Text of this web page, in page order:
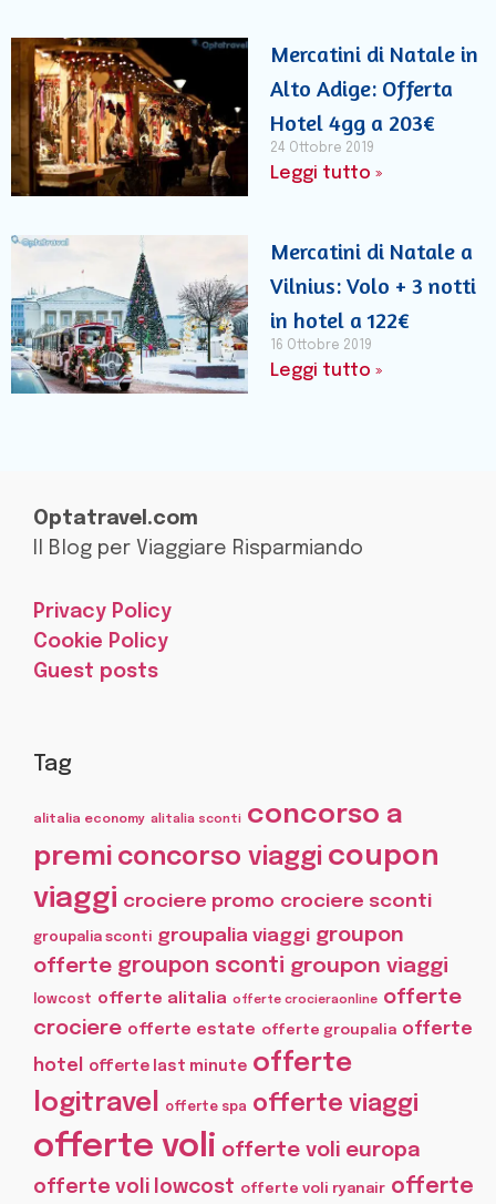
Mercatini di Natale in
Alto Adige: Offerta
Hotel 4gg a 203€
24 Ottobre 2019
Leggi tutto »
Mercatini di Natale a
Vilnius: Volo + 3 notti
in hotel a 122€
16 Ottobre 2019
Leggi tutto »
Optatravel.com
Il Blog per Viaggiare Risparmiando
Privacy Policy
Cookie Policy
Guest posts
Tag
alitalia economy alitalia sconti concorso a
premi concorso viaggi coupon
viaggi crociere promo crociere sconti
groupalia sconti groupalia viaggi groupon
offerte groupon sconti groupon viaggi
lowcost offerte alitalia offerte crocieraonline offerte
crociere offerte estate offerte groupalia offerte
hotel
offerte last minute offerte
logitravel
offerte spa offerte viaggi
offerte voli offerte voli europa
offerte voli lowcost offerte voli ryanair offerte